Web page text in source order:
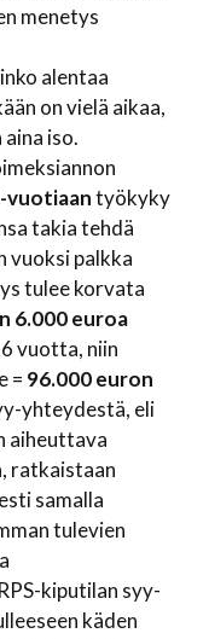
menetys
alentaa
on vielä aikaa,
iso.
vuotiaantyökyky
takia tehdä
vuoksi palkka
tulee korvata
6.000 euroa
vuotta, niin
= 96.000 euron
yhteydestä, eli
aiheuttava
ratkaistaan
samalla
tulevien
kiputilan syy-
käden